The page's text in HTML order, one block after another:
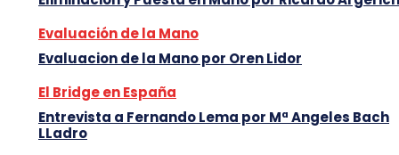
Evaluación de la Mano
Evaluacion de la Mano por Oren Lidor
El Bridge en España
Entrevista a Fernando Lema por Mª Angeles Bach
LLadro